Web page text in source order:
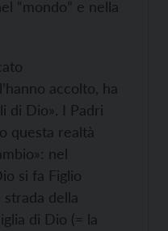
“mondo” e nella
accolto, ha
di Dio». I Padri
questa realtà
nel
si fa Figlio
della
di Dio (= la